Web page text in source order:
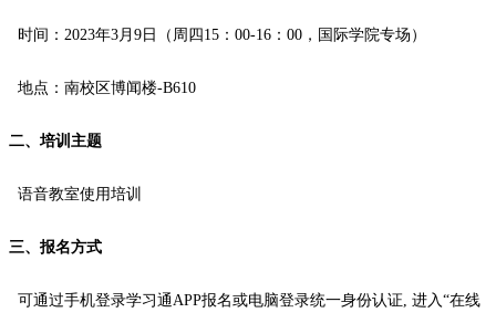
时间：2023年3月9日（周四15：00-16：00，国际学院专场）
地点：南校区博闻楼-B610
二、培训主题
语音教室使用培训
三、报名方式
可通过手机登录学习通APP报名或电脑登录统一身份认证, 进入“在线